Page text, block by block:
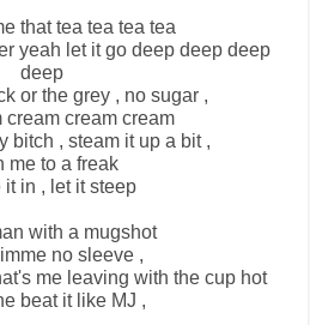
that tea tea tea tea
yeah let it go deep deep deep
deep
or the grey , no sugar ,
cream cream cream
bitch , steam it up a bit ,
me to a freak
it in , let it steep
with a mugshot
no sleeve ,
me leaving with the cup hot
beat it like MJ ,